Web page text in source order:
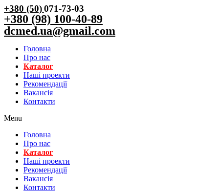
+380 (50)071-73-03
+380 (98) 100-40-89
dcmed.ua@gmail.com
Головна
Про нас
Каталог
Нашi проекти
Рекомендації
Вакансiя
Контакти
Menu
Головна
Про нас
Каталог
Нашi проекти
Рекомендації
Вакансiя
Контакти